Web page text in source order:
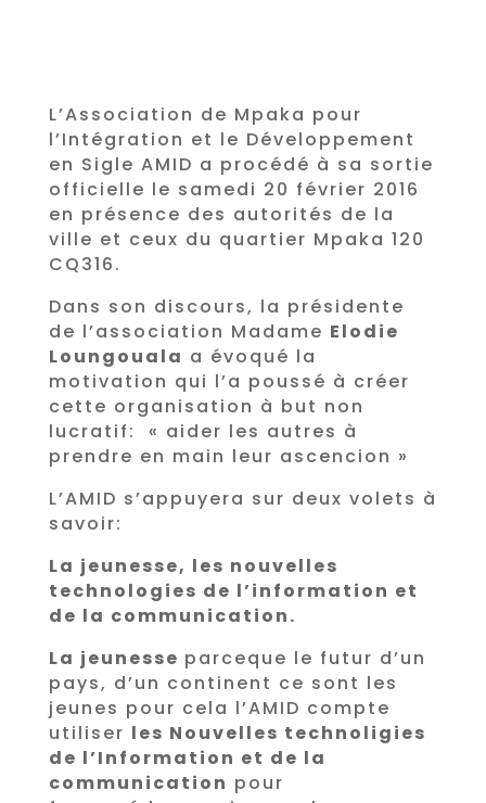
L’Association de Mpaka pour
l’Intégration et le Développement
en Sigle AMID a procédé à sa sortie
officielle le samedi 20 février 2016
en présence des autorités de la
ville et ceux du quartier Mpaka 120
CQ316.
Dans son discours, la présidente
de l’association Madame Elodie
Loungouala a évoqué la
motivation qui l’a poussé à créer
cette organisation à but non
lucratif: « aider les autres à
prendre en main leur ascencion »
L’AMID s’appuyera sur deux volets à
savoir:
La jeunesse, les nouvelles
technologies de l’information et
de la communication.
La jeunesse parceque le futur d’un
pays, d’un continent ce sont les
jeunes pour cela l’AMID compte
utiliser les Nouvelles technoligies
de l’Information et de la
communication pour